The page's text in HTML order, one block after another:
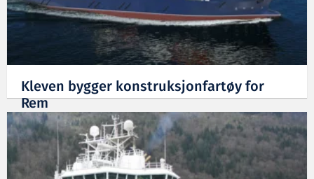
Kleven bygger konstruksjonfartøy for
Rem
24.04.2012